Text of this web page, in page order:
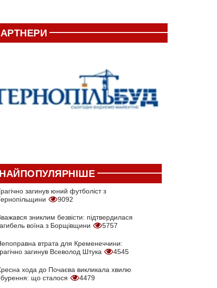
загинув юний футболіст з
9092
зниклим безвісти: підтвердилася
воїна з Борщівщини
5757
втрата для Кременеччини:
загинув Всеволод Штука
4545
хода до Почаєва викликала хвилю
що сталося
4479